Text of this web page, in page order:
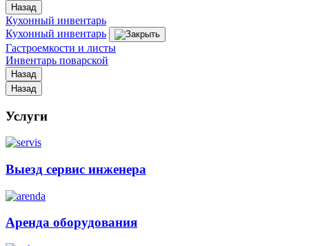
Назад
Кухонный инвентарь
Кухонный инвентарь
Гастроемкости и листы
Инвентарь поварской
Назад
Назад
Услуги
Выезд сервис инженера
Аренда оборудования